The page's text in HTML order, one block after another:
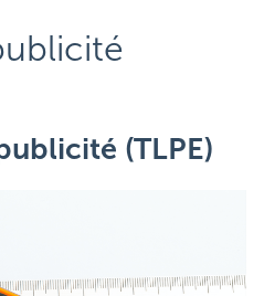
(TLPE)